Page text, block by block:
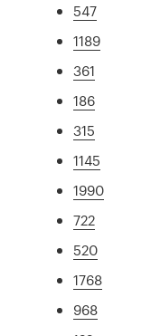
547
1189
361
186
315
1145
1990
722
520
1768
968